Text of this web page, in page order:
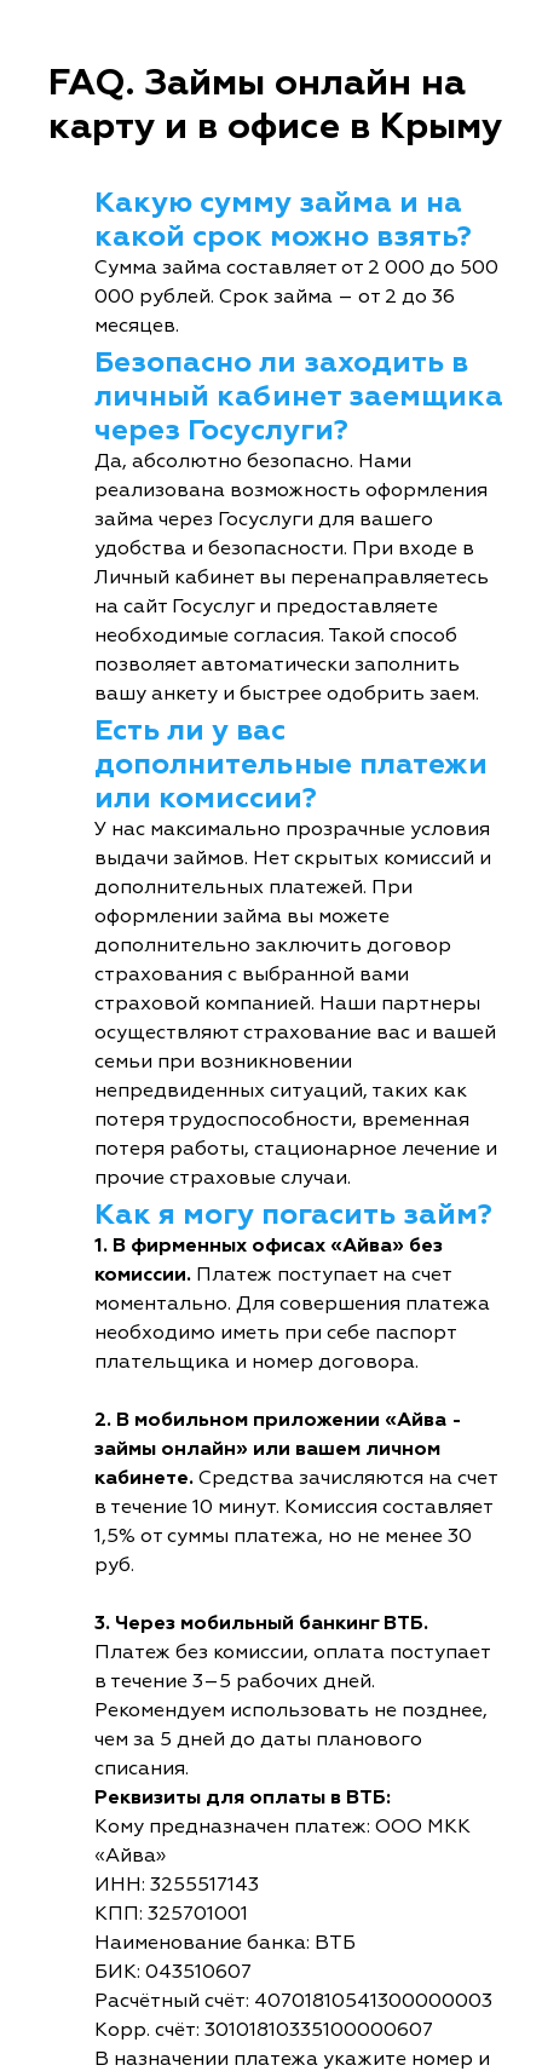
FAQ. Займы онлайн на
карту и в офисе в Крыму
Какую сумму займа и на
какой срок можно взять?
Сумма займа составляет от 2 000 до 500
000 рублей. Срок займа – от 2 до 36
месяцев.
Безопасно ли заходить в
личный кабинет заемщика
через Госуслуги?
Да, абсолютно безопасно. Нами
реализована возможность оформления
займа через Госуслуги для вашего
удобства и безопасности. При входе в
Личный кабинет вы перенаправляетесь
на сайт Госуслуг и предоставляете
необходимые согласия. Такой способ
позволяет автоматически заполнить
вашу анкету и быстрее одобрить заем.
Есть ли у вас
дополнительные платежи
или комиссии?
У нас максимально прозрачные условия
выдачи займов. Нет скрытых комиссий и
дополнительных платежей. При
оформлении займа вы можете
дополнительно заключить договор
страхования с выбранной вами
страховой компанией. Наши партнеры
осуществляют страхование вас и вашей
семьи при возникновении
непредвиденных ситуаций, таких как
потеря трудоспособности, временная
потеря работы, стационарное лечение и
прочие страховые случаи.
Как я могу погасить займ?
1. В фирменных офисах «Айва» без
комиссии. Платеж поступает на счет
моментально. Для совершения платежа
необходимо иметь при себе паспорт
плательщика и номер договора.
2. В мобильном приложении «Айва -
займы онлайн» или вашем личном
кабинете. Средства зачисляются на счет
в течение 10 минут. Комиссия составляет
1,5% от суммы платежа, но не менее 30
руб.
3. Через мобильный банкинг ВТБ.
Платеж без комиссии, оплата поступает
в течение 3–5 рабочих дней.
Рекомендуем использовать не позднее,
чем за 5 дней до даты планового
списания.
Реквизиты для оплаты в ВТБ:
Кому предназначен платеж: ООО МКК
«Айва»
ИНН: 3255517143
КПП: 325701001
Наименование банка: ВТБ
БИК: 043510607
Расчётный счёт: 40701810541300000003
Корр. счёт: 30101810335100000607
В назначении платежа укажите номер и